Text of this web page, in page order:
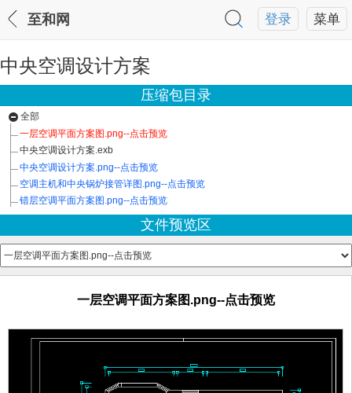
菜单
登录
至和网
中央空调设计方案
压缩包目录
全部
一层空调平面方案图.png--点击预览
中央空调设计方案.exb
中央空调设计方案.png--点击预览
空调主机和中央锅炉接管详图.png--点击预览
错层空调平面方案图.png--点击预览
文件预览区
一层空调平面方案图.png--点击预览